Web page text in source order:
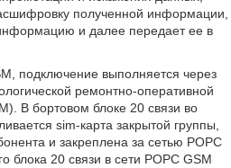
полученной информации,
и далее передает ее в
подключение выполняется через
ремонтно-оперативной
В бортовом блоке 20 связи во
sim-карта закрытой группы,
и закреплена за сетью РОРС
блока 20 связи в сети РОРС GSM